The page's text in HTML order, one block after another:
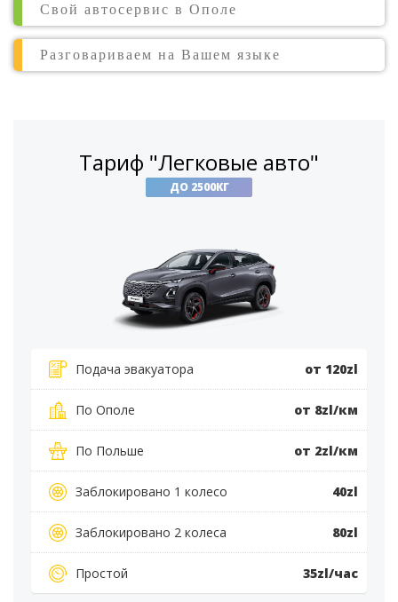
Свой автосервис в Ополе
Разговариваем на Вашем языке
Тариф "Легковые авто"
ДО 2500КГ
Подача эвакуатора от 120zl
По Ополе от 8zl/км
По Польше от 2zl/км
Заблокировано 1 колесо 40zl
Заблокировано 2 колеса 80zl
Простой 35zl/час